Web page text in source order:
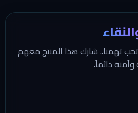
تهمنا.. شارك هذا المنتج معهم
دائماً.